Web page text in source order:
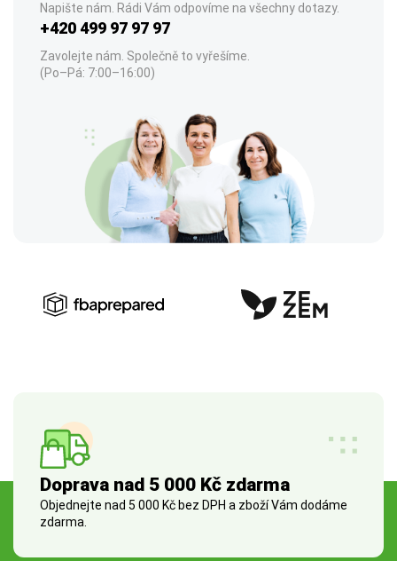
Napište nám. Rádi Vám odpovíme na všechny dotazy.
+420 499 97 97 97
Zavolejte nám. Společně to vyřešíme.
(Po–Pá: 7:00–16:00)
Doprava nad 5 000 Kč zdarma
Objednejte nad 5 000 Kč bez DPH a zboží Vám dodáme
zdarma.